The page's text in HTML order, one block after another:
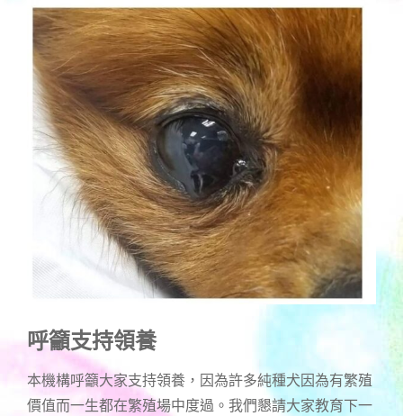
呼籲支持領養
本機構呼籲大家支持領養，因為許多純種犬因為有繁殖
價值而一生都在繁殖場中度過。我們懇請大家教育下一